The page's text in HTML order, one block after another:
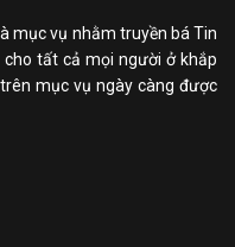
mục vụ nhằm truyền bá Tin
tất cả mọi người ở khắp
mục vụ ngày càng được